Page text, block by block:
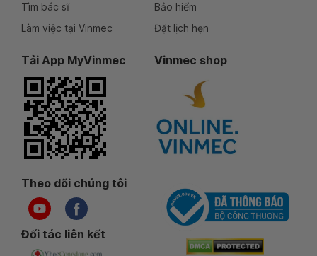
Tìm bác sĩ
Làm việc tại Vinmec
Bảo hiểm
Đặt lịch hẹn
Tải App MyVinmec Vinmec shop
Theo dõi chúng tôi
Đối tác liên kết